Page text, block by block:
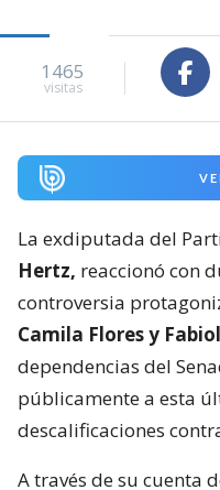
1465
visitas
La exdiputada del
Hertz, reaccionó con
controversia
Camila Flores y
dependencias del
públicamente a esta
descalificaciones
A través de su cuenta